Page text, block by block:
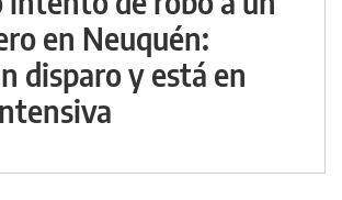
en Neuquén:
disparo y está en